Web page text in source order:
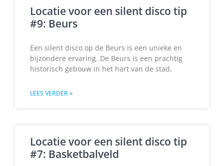
Locatie voor een silent disco tip
#9: Beurs
Een silent disco op de Beurs is een unieke en
bijzondere ervaring. De Beurs is een prachtig
historisch gebouw in het hart van de stad,
LEES VERDER »
Locatie voor een silent disco tip
#7: Basketbalveld